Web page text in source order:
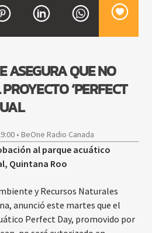
AM
ASEGURA QUE NO
‘PERFECT
• BeOne Radio Canada
al parque acuático
Quintana Roo
y Recursos Naturales
anunció este martes que el
Perfect Day, promovido por